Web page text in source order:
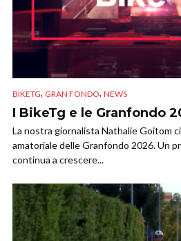
BIKETG, GRAN FONDO, NEWS
I BikeTg e le Granfondo
La nostra giornalista Nathalie Goitom
amatoriale delle Granfondo 2026. Un
continua a crescere...